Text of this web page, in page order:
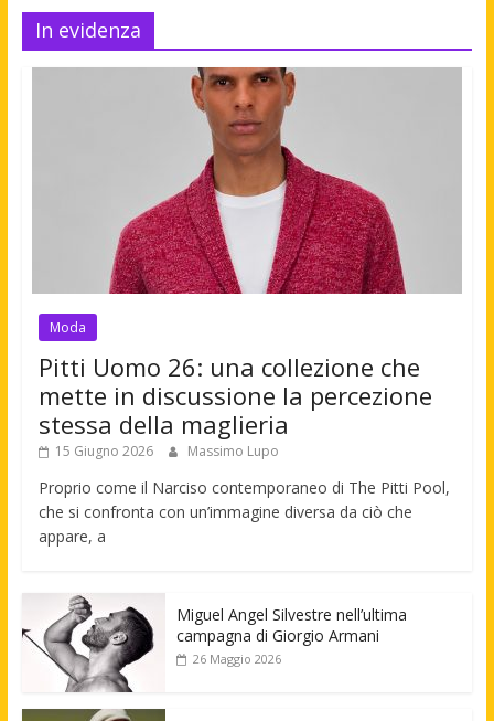
In evidenza
Moda
Pitti Uomo 26: una collezione che
mette in discussione la percezione
stessa della maglieria
15 Giugno 2026 Massimo Lupo
Proprio come il Narciso contemporaneo di The Pitti Pool,
che si confronta con un’immagine diversa da ciò che
appare, a
Miguel Angel Silvestre nell’ultima
campagna di Giorgio Armani
26 Maggio 2026